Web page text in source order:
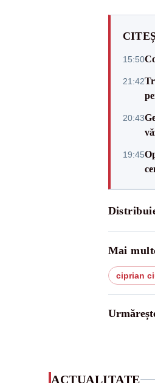
15:50
21:42
20:43
19:45
Mai
ciprian
ACTUALITATE